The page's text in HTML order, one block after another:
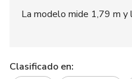
La modelo mide 1,79 m
Clasificado en: